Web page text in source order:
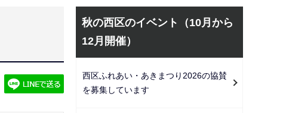
ブ
ナ
ゲ
秋の西区のイベント（10月から
12月開催）
西区ふれあい・あきまつり2026の協賛
を募集しています